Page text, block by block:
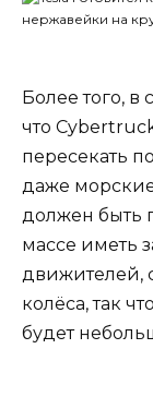
Более того,
что
пересекать
даже морские
должен быть
массе иметь
движителей,
колёса, так
будет